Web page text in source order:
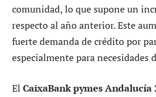
comunidad, lo que supone un
respecto al año anterior. Este
fuerte demanda de crédito por
especialmente para
El CaixaBank pymes Andalucía